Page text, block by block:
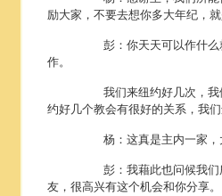
励大家，不要去想你多大年纪，
彭：你天天可以作什么就作
作。
我们来纽约好几次，我们有
约好几个教会有很好的关系，我们
杨：这真是主内一家，大家
彭：我藉此也问候我们所有
友，很高兴有这个机会和你分享。